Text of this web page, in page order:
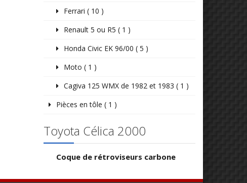
Ferrari ( 10 )
Renault 5 ou R5 ( 1 )
Honda Civic EK 96/00 ( 5 )
Moto ( 1 )
Cagiva 125 WMX de 1982 et 1983 ( 1 )
Pièces en tôle ( 1 )
Toyota Célica 2000
Coque de rétroviseurs carbone